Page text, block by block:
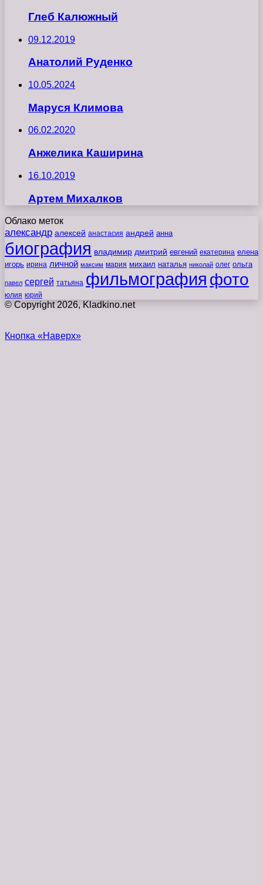
Глеб Калюжный
09.12.2019
Анатолий Руденко
10.05.2024
Маруся Климова
06.02.2020
Анжелика Каширина
16.10.2019
Артем Михалков
Облако меток
александр алексей анастасия андрей анна
биография владимир дмитрий евгений екатерина елена
игорь ирина личной максим мария михаил наталья николай олег ольга
павел сергей татьяна фильмография фото
юлия юрий
© Copyright 2026, Kladkino.net
Кнопка «Наверх»